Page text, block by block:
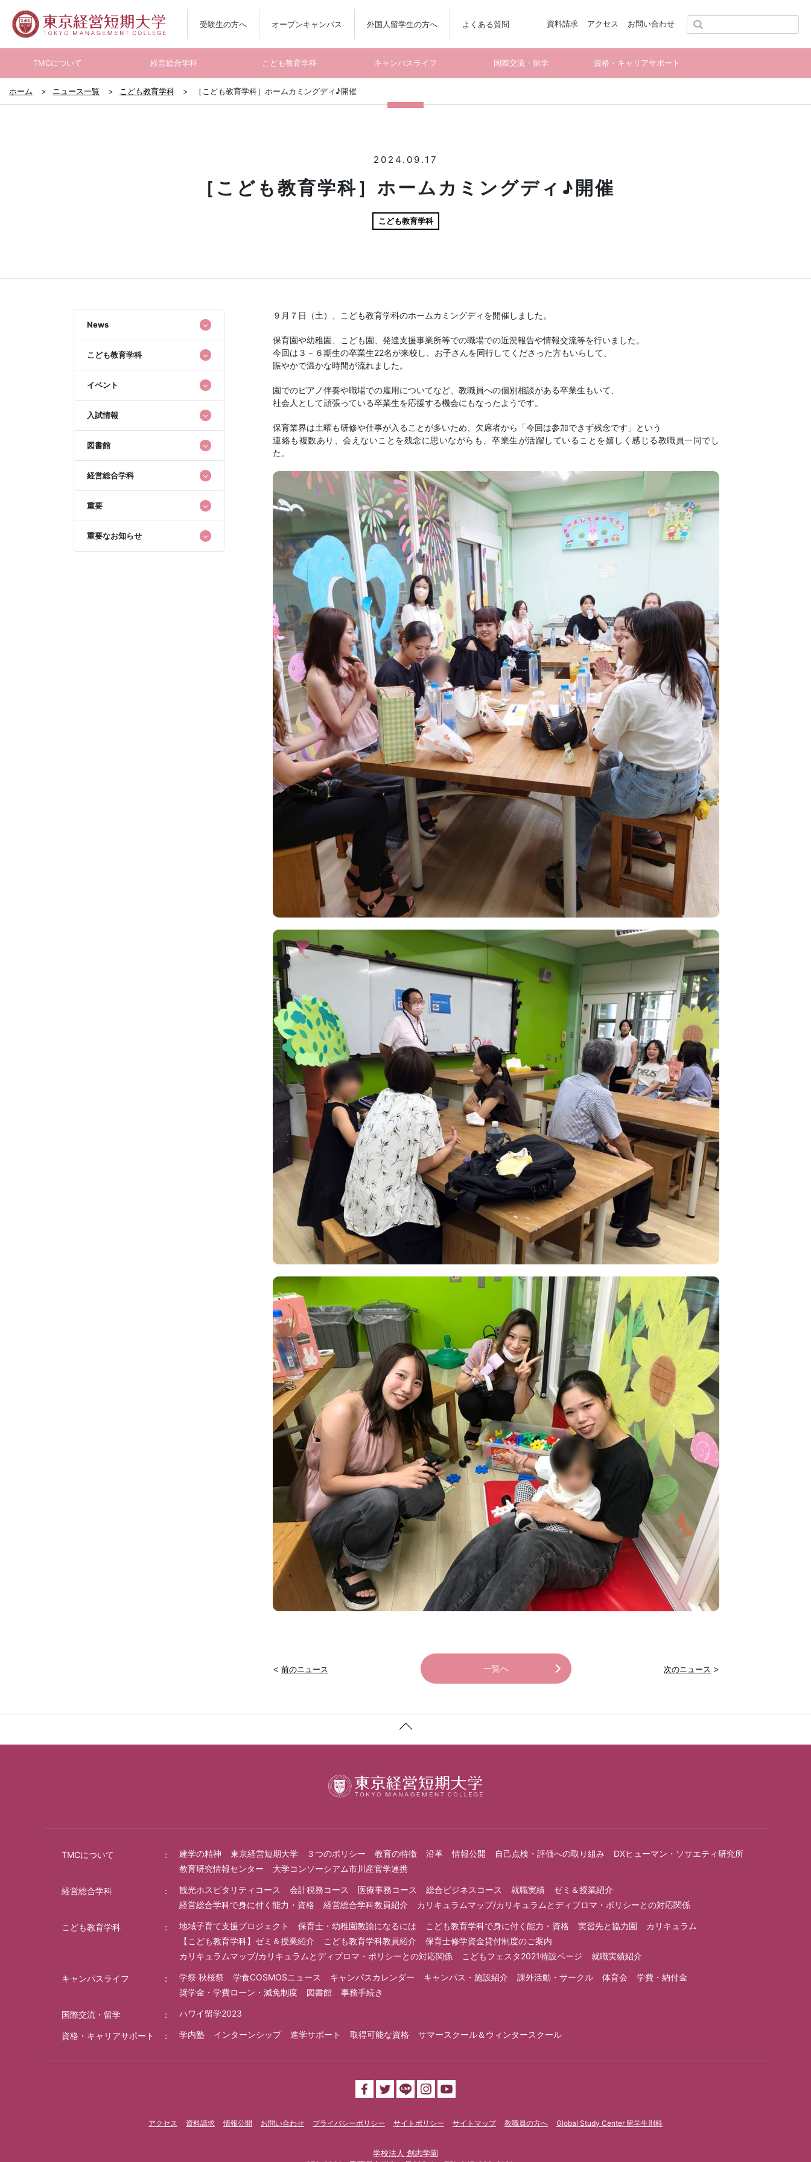
受験生の方へ オープンキャンパス 外国人留学生の方へ よくある質問 資料請求 アクセス お問い合わせ
TMCについて 経営総合学科 こども教育学科 キャンパスライフ 国際交流・留学 資格・キャリアサポート
ホーム ニュース一覧 こども教育学科 ［こども教育学科］ホームカミングディ♪開催
2024.09.17
［こども教育学科］ホームカミングディ♪開催
こども教育学科
News
こども教育学科
イベント
入試情報
図書館
経営総合学科
重要
重要なお知らせ
９月７日（土）、こども教育学科のホームカミングディを開催しました。
保育園や幼稚園、こども園、発達支援事業所等での職場での近況報告や情報交流等を行いました。
今回は３－６期生の卒業生22名が来校し、お子さんを同行してくださった方もいらして、
賑やかで温かな時間が流れました。
園でのピアノ伴奏や職場での雇用についてなど、教職員への個別相談がある卒業生もいて、
社会人として頑張っている卒業生を応援する機会にもなったようです。
保育業界は土曜も研修や仕事が入ることが多いため、欠席者から「今回は参加できず残念です」という
連絡も複数あり、会えないことを残念に思いながらも、卒業生が活躍していることを嬉しく感じる教職員一同でし
た。
< 前のニュース 次のニュース >
一覧へ
TMCについて 建学の精神 東京経営短期大学 ３つのポリシー 教育の特徴 沿革 情報公開 自己点検・評価への取り組み
DXヒューマン・ソサエティ研究所
教育研究情報センター
大学コンソーシアム市川産官学連携
経営総合学科 観光ホスピタリティコース 会計税務コース 医療事務コース 総合ビジネスコース 就職実績
ゼミ＆授業紹介
経営総合学科で身に付く能力・資格
経営総合学科教員紹介 カリキュラムマップ/カリキュラムとディプロマ・ポリシーとの対応関係
こども教育学科 地域子育て支援プロジェクト 保育士・幼稚園教諭になるには こども教育学科で身に付く能力・資格 実習先と協力園
カリキュラム
【こども教育学科】ゼミ＆授業紹介
こども教育学科教員紹介
保育士修学資金貸付制度のご案内
カリキュラムマップ/カリキュラムとディプロマ・ポリシーとの対応関係
こどもフェスタ2021特設ページ 就職実績紹介
キャンパスライフ 学祭 秋桜祭 学食COSMOSニュース キャンパスカレンダー キャンパス・施設紹介 課外活動・サークル 体育会
学費・納付金
奨学金・学費ローン・減免制度
図書館 事務手続き
国際交流・留学 ハワイ留学2023
資格・キャリアサポート 学内塾 インターンシップ 進学サポート 取得可能な資格 サマースクール＆ウィンタースクール
アクセス 資料請求 情報公開 お問い合わせ プライバシーポリシー サイトポリシー サイトマップ 教職員の方へ Global Study Center 留学生別科
学校法人 創志学園